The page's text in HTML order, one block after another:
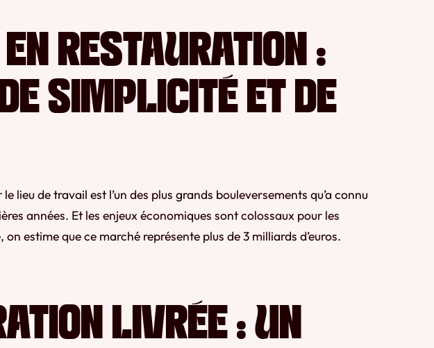
RESTAURATION :
SIMPLICITÉ ET DE
lieu de travail est l’un des plus grands bouleversements qu’a connu
années. Et les enjeux économiques sont colossaux pour les
estime que ce marché représente plus de 3 milliards d’euros.
LIVRÉE : UN